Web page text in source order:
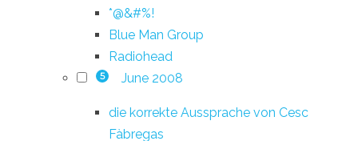
*@&#%!
Blue Man Group
Radiohead
5 June 2008
die korrekte Aussprache von Cesc
Fàbregas